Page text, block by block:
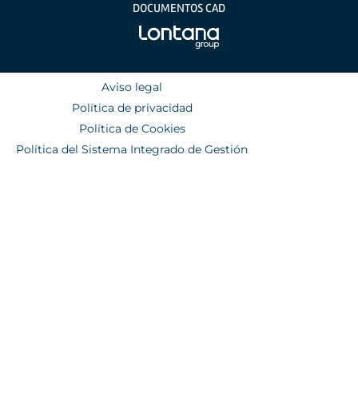
DOCUMENTOS CAD
Aviso legal
Política de privacidad
Política de Cookies
Política del Sistema Integrado de Gestión